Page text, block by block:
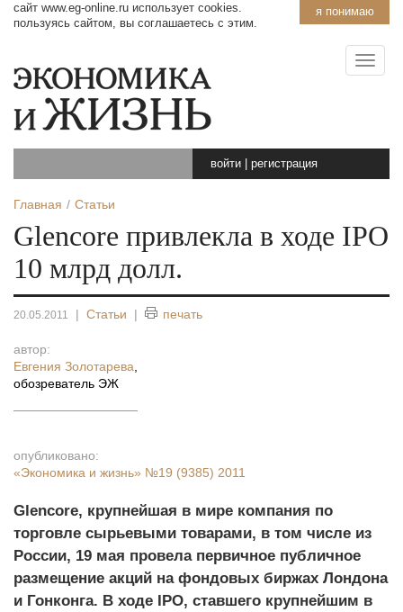
я понимаю
сайт www.eg-online.ru использует cookies.
пользуясь сайтом, вы соглашаетесь с этим.
войти регистрация
Главная Статьи
Glencore привлекла в ходе IPO
10 млрд долл.
20.05.2011 | Статьи | печать
автор:
Евгения Золотарева
обозреватель ЭЖ
опубликовано:
«Экономика и жизнь» №19 (9385) 2011
Glencore, крупнейшая в мире компания по
торговле сырьевыми товарами, в том числе из
России, 19 мая провела первичное публичное
размещение акций на фондовых биржах Лондона
и Гонконга. В ходе IPO, ставшего крупнейшим в